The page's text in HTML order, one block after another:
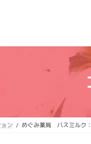
ン めぐみ薬局 バスミルク：